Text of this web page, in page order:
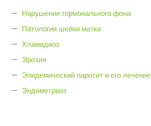
Нарушение гормонального фона
Патология шейки матки
Хламидиоз
Эрозия
Эпидемический паротит и его лечение
Эндометриоз